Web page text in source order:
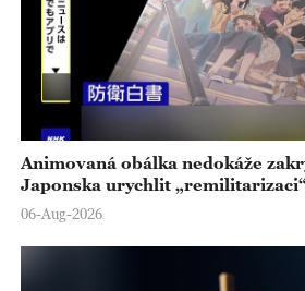
Animovaná obálka nedokáže
Japonska urychlit „remilitarizaci“
06-Aug-2026